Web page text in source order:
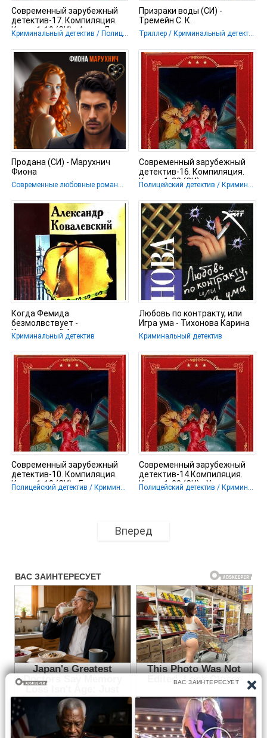
Современный зарубежный
детектив-17. Компиляция.
Книги 1-19 (СИ) - Ангер ЛизаКриминальный детектив / Полицейский детектив / Шпионский детектив / Крутой детектив
Призраки воды (СИ) -
Тремейн С. К.
Триллер / Криминальный детектив
Продана (СИ) - Марухнич
Фиона
Современные любовные романы / Эротика / Остросюжетные любовные романы / Криминальный детектив
Современный зарубежный
детектив-16. Компиляция.
Книги 1-20 (СИ) -
Полицейский детектив / Криминальный детектив / Триллер
Когда Фемида
безмолвствует -
Ковалевский Александр
Криминальный детектив
Любовь по контракту, или
Игра ума - Тихонова Карина
Криминальный детектив
Современный зарубежный
детектив-10. Компиляция.
Книги 1-18 (СИ) - ГерритсенПолицейский детектив / Криминальный детектив / Крутой детектив
Современный зарубежный
детектив-14.Компиляция.
Книги 1-22 (СИ) - Хилл
Сьюзен
Полицейский детектив / Криминальный детектив / Триллер / Крутой детектив
Вперед